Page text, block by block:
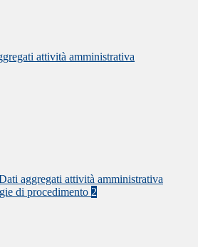
attività amministrativa
aggregati attività amministrativa
di procedimento 2